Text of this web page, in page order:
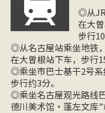
◎从JR
在大
步行10
◎从名古屋站乘坐地铁
在大曽根站下车，步行
◎乘坐市巴士基干2号系
步行约3分。
◎乘坐名古屋观光路线
德川美术馆・蓬左文库”